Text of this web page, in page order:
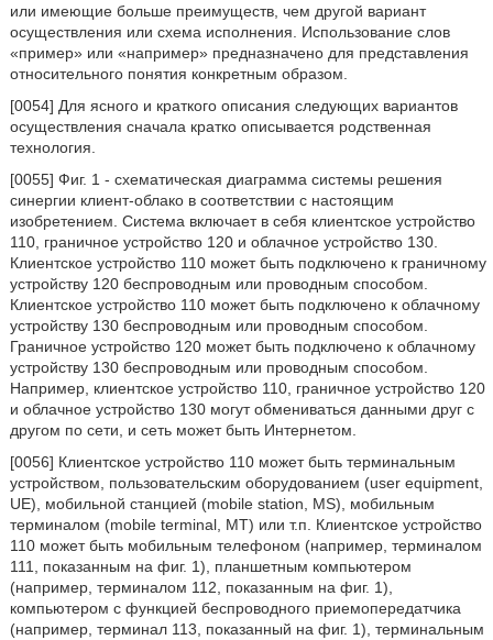
или имеющие больше преимуществ, чем другой вариант
осуществления или схема исполнения. Использование слов
«пример» или «например» предназначено для представления
относительного понятия конкретным образом.
[0054] Для ясного и краткого описания следующих вариантов
осуществления сначала кратко описывается родственная
технология.
[0055] Фиг. 1 - схематическая диаграмма системы решения
синергии клиент-облако в соответствии с настоящим
изобретением. Система включает в себя клиентское устройство
110, граничное устройство 120 и облачное устройство 130.
Клиентское устройство 110 может быть подключено к граничному
устройству 120 беспроводным или проводным способом.
Клиентское устройство 110 может быть подключено к облачному
устройству 130 беспроводным или проводным способом.
Граничное устройство 120 может быть подключено к облачному
устройству 130 беспроводным или проводным способом.
Например, клиентское устройство 110, граничное устройство 120
и облачное устройство 130 могут обмениваться данными друг с
другом по сети, и сеть может быть Интернетом.
[0056] Клиентское устройство 110 может быть терминальным
устройством, пользовательским оборудованием (user equipment,
UE), мобильной станцией (mobile station, MS), мобильным
терминалом (mobile terminal, MT) или т.п. Клиентское устройство
110 может быть мобильным телефоном (например, терминалом
111, показанным на фиг. 1), планшетным компьютером
(например, терминалом 112, показанным на фиг. 1),
компьютером с функцией беспроводного приемопередатчика
(например, терминал 113, показанный на фиг. 1), терминальным